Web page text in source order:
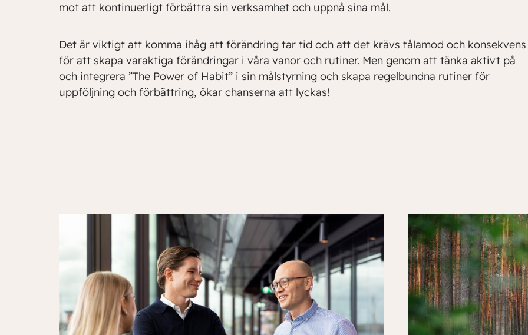
mot att kontinuerligt förbättra sin verksamhet och uppnå sina mål.
Det är viktigt att komma ihåg att förändring tar tid och att det krävs tålamod och konsekvens
för att skapa varaktiga förändringar i våra vanor och rutiner. Men genom att tänka aktivt på
och integrera ”The Power of Habit” i sin målstyrning och skapa regelbundna rutiner för
uppföljning och förbättring, ökar chanserna att lyckas!